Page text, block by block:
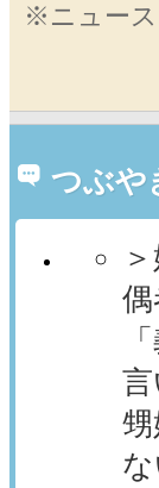
※ニュー
つぶや